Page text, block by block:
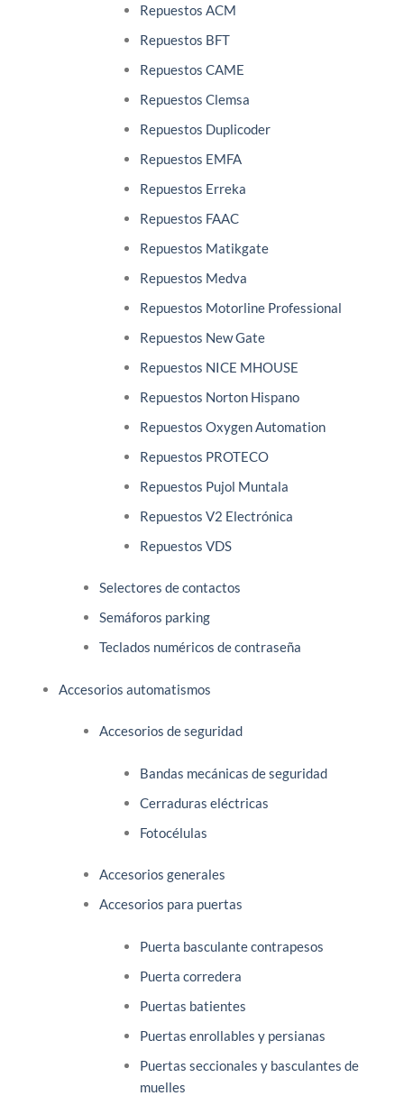
Repuestos ACM
Repuestos BFT
Repuestos CAME
Repuestos Clemsa
Repuestos Duplicoder
Repuestos EMFA
Repuestos Erreka
Repuestos FAAC
Repuestos Matikgate
Repuestos Medva
Repuestos Motorline Professional
Repuestos New Gate
Repuestos NICE MHOUSE
Repuestos Norton Hispano
Repuestos Oxygen Automation
Repuestos PROTECO
Repuestos Pujol Muntala
Repuestos V2 Electrónica
Repuestos VDS
Selectores de contactos
Semáforos parking
Teclados numéricos de contraseña
Accesorios automatismos
Accesorios de seguridad
Bandas mecánicas de seguridad
Cerraduras eléctricas
Fotocélulas
Accesorios generales
Accesorios para puertas
Puerta basculante contrapesos
Puerta corredera
Puertas batientes
Puertas enrollables y persianas
Puertas seccionales y basculantes de
muelles